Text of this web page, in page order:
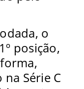
o
posição,
Série C